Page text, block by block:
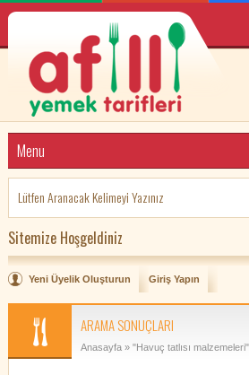
Menu
Sitemize Hoşgeldiniz
Yeni Üyelik Oluşturun Giriş Yapın
ARAMA SONUÇLARI
Anasayfa» "Havuç tatlısı malzemeleri"